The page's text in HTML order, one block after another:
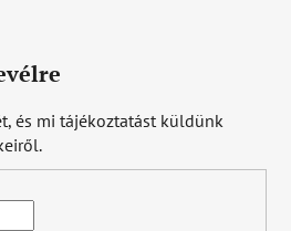
és mi tájékoztatást küldünk